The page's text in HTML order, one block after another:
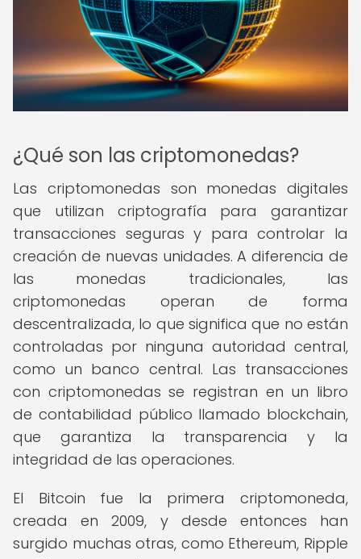
¿Qué son las criptomonedas?
Las criptomonedas son monedas digitales
que utilizan criptografía para garantizar
transacciones seguras y para controlar la
creación de nuevas unidades. A diferencia de
las monedas tradicionales, las
criptomonedas operan de forma
descentralizada, lo que significa que no están
controladas por ninguna autoridad central,
como un banco central. Las transacciones
con criptomonedas se registran en un libro
de contabilidad público llamado blockchain,
que garantiza la transparencia y la
integridad de las operaciones.
El Bitcoin fue la primera criptomoneda,
creada en 2009, y desde entonces han
surgido muchas otras, como Ethereum, Ripple